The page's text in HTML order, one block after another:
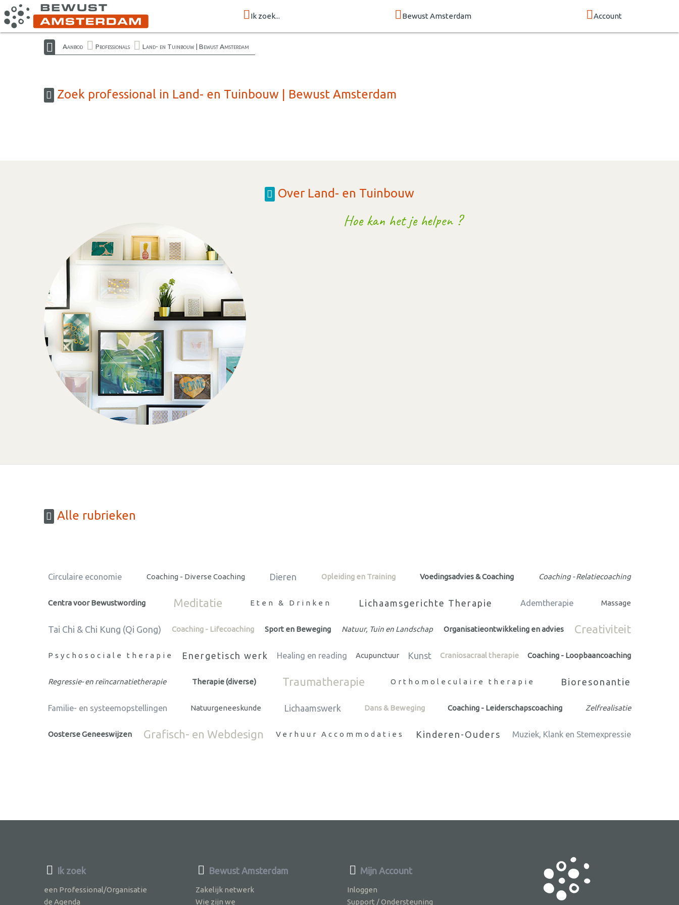
Ik zoek... Bewust Amsterdam Account
Aanbod Professionals Land- en Tuinbouw | Bewust Amsterdam
Zoek professional in Land- en Tuinbouw | Bewust Amsterdam
Over Land- en Tuinbouw
Hoe kan het je helpen ?
Alle rubrieken
Circulaire economie Coaching - Diverse Coaching Dieren Opleiding en Training Voedingsadvies & Coaching Coaching - Relatiecoaching
Centra voor Bewustwording Meditatie Eten & Drinken Lichaamsgerichte Therapie Ademtherapie Massage
Tai Chi & Chi Kung (Qi Gong) Coaching - Lifecoaching Sport en Beweging Natuur, Tuin en Landschap Organisatieontwikkeling en advies Creativiteit
Psychosociale therapie Energetisch werk Healing en reading Acupunctuur Kunst Craniosacraal therapie Coaching - Loopbaancoaching
Regressie- en reïncarnatietherapie Therapie (diverse) Traumatherapie Orthomoleculaire therapie Bioresonantie
Familie- en systeemopstellingen Natuurgeneeskunde Lichaamswerk Dans & Beweging Coaching - Leiderschapscoaching Zelfrealisatie
Oosterse Geneeswijzen Grafisch- en Webdesign Verhuur Accommodaties Kinderen-Ouders Muziek, Klank en Stemexpressie
Ik zoek
een Professional/Organisatie
de Agenda
Bewust Amsterdam
Zakelijk netwerk
Wie zijn we
Mijn Account
Inloggen
Support / Ondersteuning